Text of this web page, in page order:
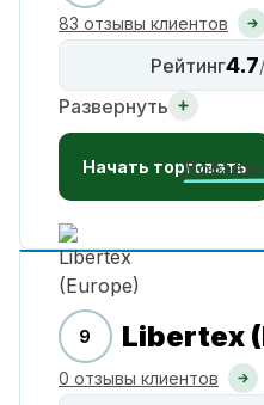
83 отзывы клиентов
Рейтинг4.7
Развернуть
Начать торговать
9 Libertex
0 отзывы клиентов